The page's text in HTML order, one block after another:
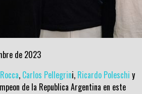
de 2023
, Carlos Pellegrini, Ricardo Poleschi y
de la Republica Argentina en este